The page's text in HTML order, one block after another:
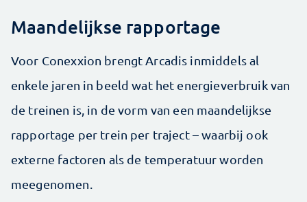
Maandelijkse rapportage
Voor Conexxion brengt Arcadis inmiddels al
enkele jaren in beeld wat het energieverbruik van
de treinen is, in de vorm van een maandelijkse
rapportage per trein per traject – waarbij ook
externe factoren als de temperatuur worden
meegenomen.